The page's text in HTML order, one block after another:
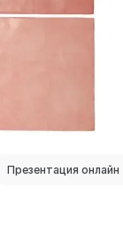
Презентация онлайн